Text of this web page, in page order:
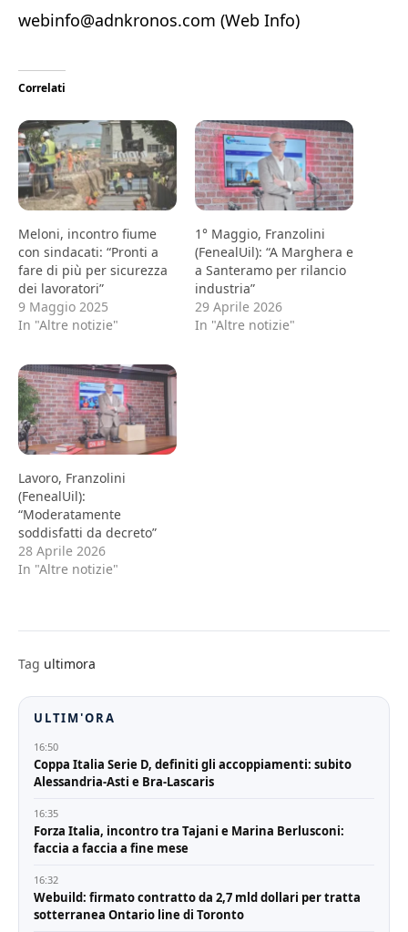
webinfo@adnkronos.com (Web Info)
Correlati
Meloni, incontro fiume
con sindacati: “Pronti a
fare di più per sicurezza
dei lavoratori”
9 Maggio 2025
In "Altre notizie"
1° Maggio, Franzolini
(FenealUil): “A Marghera e
a Santeramo per rilancio
industria”
29 Aprile 2026
In "Altre notizie"
Lavoro, Franzolini
(FenealUil):
“Moderatamente
soddisfatti da decreto”
28 Aprile 2026
In "Altre notizie"
Tag ultimora
ULTIM'ORA
16:50
Coppa Italia Serie D, definiti gli accoppiamenti: subito
Alessandria-Asti e Bra-Lascaris
16:35
Forza Italia, incontro tra Tajani e Marina Berlusconi:
faccia a faccia a fine mese
16:32
Webuild: firmato contratto da 2,7 mld dollari per tratta
sotterranea Ontario line di Toronto